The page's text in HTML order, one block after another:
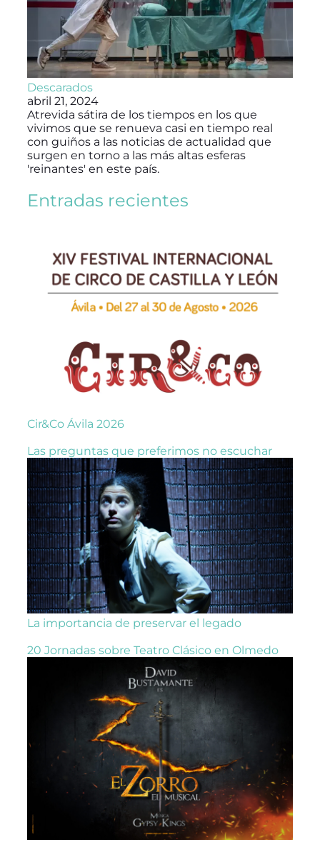
Descarados
abril 21, 2024
Atrevida sátira de los tiempos en los que
vivimos que se renueva casi en tiempo real
con guiños a las noticias de actualidad que
surgen en torno a las más altas esferas
'reinantes' en este país.
Entradas recientes
Cir&Co Ávila 2026
Las preguntas que preferimos no escuchar
La importancia de preservar el legado
20 Jornadas sobre Teatro Clásico en Olmedo